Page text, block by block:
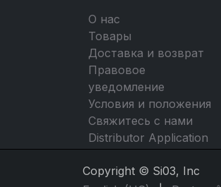
О нас
Товары
Доставка и возврат
Правовое
уведомление
Условия и положения
Свяжитесь с нами
Distributor Application
Copyright © Si03, Inc